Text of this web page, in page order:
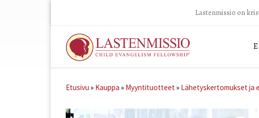
Lastenmissio on
Etusivu » Kauppa » Myyntituotteet» Lähetyskertomukset ja